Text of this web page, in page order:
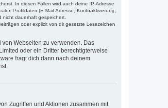
In diesen Fällen wird auch deine IP-Adresse
Profildaten (E-Mail-Adresse, Kontoaktivierung,
nicht dauerhaft gespeichert.
oder explizit von dir gesetzte Lesezeichen
Webseiten zu verwenden. Das
oder ein Dritter berechtigterweise
fragt dich dann nach deinem
Zugriffen und Aktionen zusammen mit